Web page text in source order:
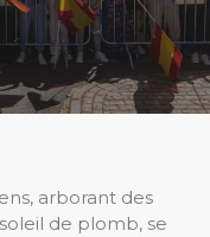
arborant des
de plomb, se